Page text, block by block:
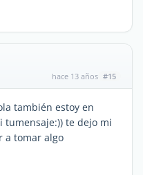
hace 13 años #15
también estoy en
te dejo mi
a tomar algo